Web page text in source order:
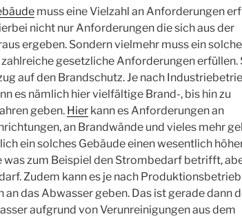
muss eine Vielzahl an Anforderungen
nicht nur Anforderungen die sich aus der
ergeben. Sondern vielmehr muss ein
gesetzliche Anforderungen erfüllen.
auf den Brandschutz. Je nach
es nämlich hier vielfältige Brand-, bis hin zu
geben. Hier kann es Anforderungen an
an Brandwände und vieles mehr
ein solches Gebäude einen wesentlich
was zum Beispiel den Strombedarf betrifft,
Zudem kann es je nach
das Abwasser geben. Das ist gerade dann
aufgrund von Verunreinigungen aus dem